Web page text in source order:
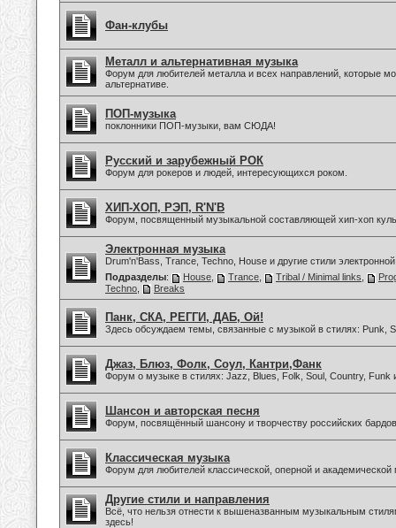
Фан-клубы
Металл и альтернативная музыка
Форум для любителей металла и всех направлений, которые
альтернативе.
ПОП-музыка
поклонники ПОП-музыки, вам СЮДА!
Русский и зарубежный РОК
Форум для рокеров и людей, интересующихся роком.
ХИП-ХОП, РЭП, R'N'B
Форум, посвященный музыкальной составляющей хип-хоп
Электронная музыка
Drum'n'Bass, Trance, Techno, House и другие стили
Подразделы: House Trance Tribal / Minimal links
Techno
Breaks
Панк, СКА, РЕГГИ, ДАБ, Ой!
Здесь обсуждаем темы, связанные с музыкой в стилях: Punk,
Джаз, Блюз, Фолк, Соул, Кантри,Фанк
Форум о музыке в стилях: Jazz, Blues, Folk, Soul, Country, Funk
Шансон и авторская песня
Форум, посвящённый шансону и творчеству российских
Классическая музыка
Форум для любителей классической, оперной и академической
Другие стили и направления
Всё, что нельзя отнести к вышеназванным музыкальным
здесь!